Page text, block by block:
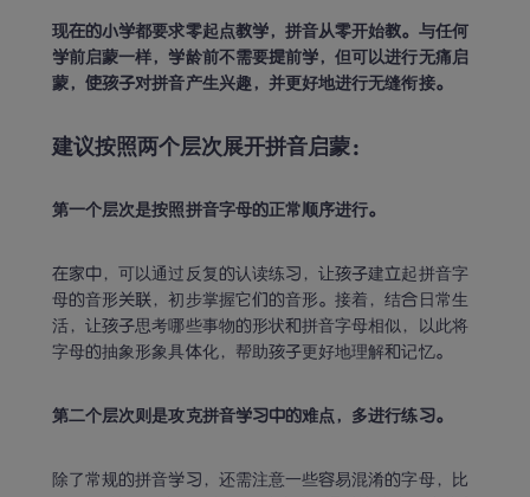
现在的小学都要求零起点教学，拼音从零开始教。与任何
学前启蒙一样，学龄前不需要提前学，但可以进行无痛启
蒙，使孩子对拼音产生兴趣，并更好地进行无缝衔接。
建议按照两个层次展开拼音启蒙：
第一个层次是按照拼音字母的正常顺序进行。
在家中，可以通过反复的认读练习，让孩子建立起拼音字
母的音形关联，初步掌握它们的音形。接着，结合日常生
活，让孩子思考哪些事物的形状和拼音字母相似，以此将
字母的抽象形象具体化，帮助孩子更好地理解和记忆。
第二个层次则是攻克拼音学习中的难点，多进行练习。
除了常规的拼音学习，还需注意一些容易混淆的字母，比